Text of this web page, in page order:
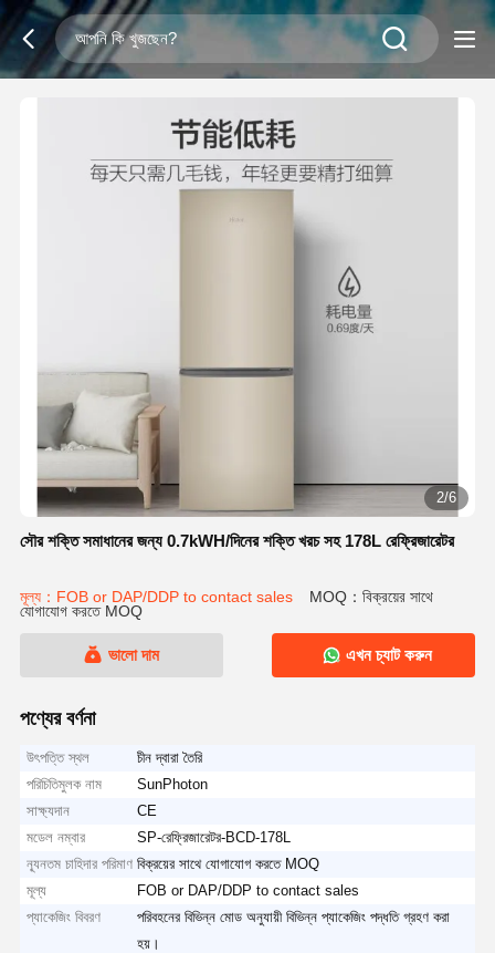
2/6
সৌর শক্তি সমাধানের জন্য 0.7kWH/দিনের শক্তি খরচ সহ 178L রেফ্রিজারেটর
মূল্য：FOB or DAP/DDP to contact sales
MOQ：বিক্রয়ের সাথে
যোগাযোগ করতে MOQ
ভালো দাম এখন চ্যাট করুন
পণ্যের বর্ণনা
উৎপত্তি স্থল
চীন দ্বারা তৈরি
পরিচিতিমুলক নাম
SunPhoton
সাক্ষ্যদান
CE
মডেল নম্বার
SP-রেফ্রিজারেটর-BCD-178L
ন্যূনতম চাহিদার পরিমাণ বিক্রয়ের সাথে যোগাযোগ করতে MOQ
মূল্য
FOB or DAP/DDP to contact sales
প্যাকেজিং বিবরণ
পরিবহনের বিভিন্ন মোড অনুযায়ী বিভিন্ন প্যাকেজিং পদ্ধতি গ্রহণ করা
হয়।